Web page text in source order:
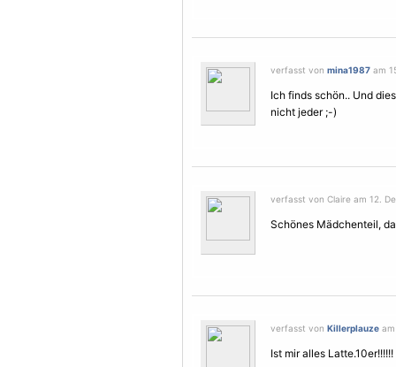
verfasst von mina1987 am
Ich finds schön.. Und
nicht jeder ;-)
verfasst von Claire am 12.
Schönes Mädchenteil,
verfasst von Killerplauze
Ist mir alles Latte.10er!!!!!!